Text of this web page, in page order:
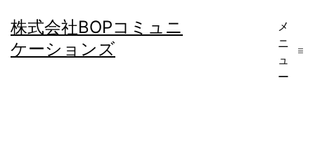
ン
テ
株式会社BOPコミュニ
ケーションズ
メ
ニ
ュ
ー